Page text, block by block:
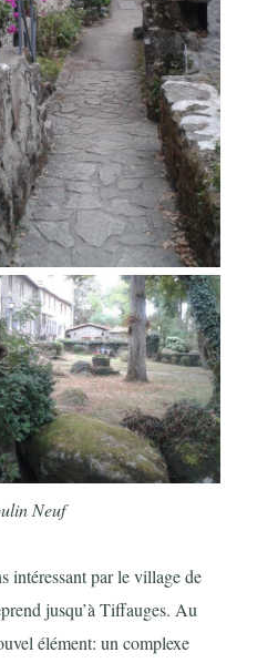
Neuf
intéressant par le village de
jusqu’à Tiffauges. Au
élément: un complexe